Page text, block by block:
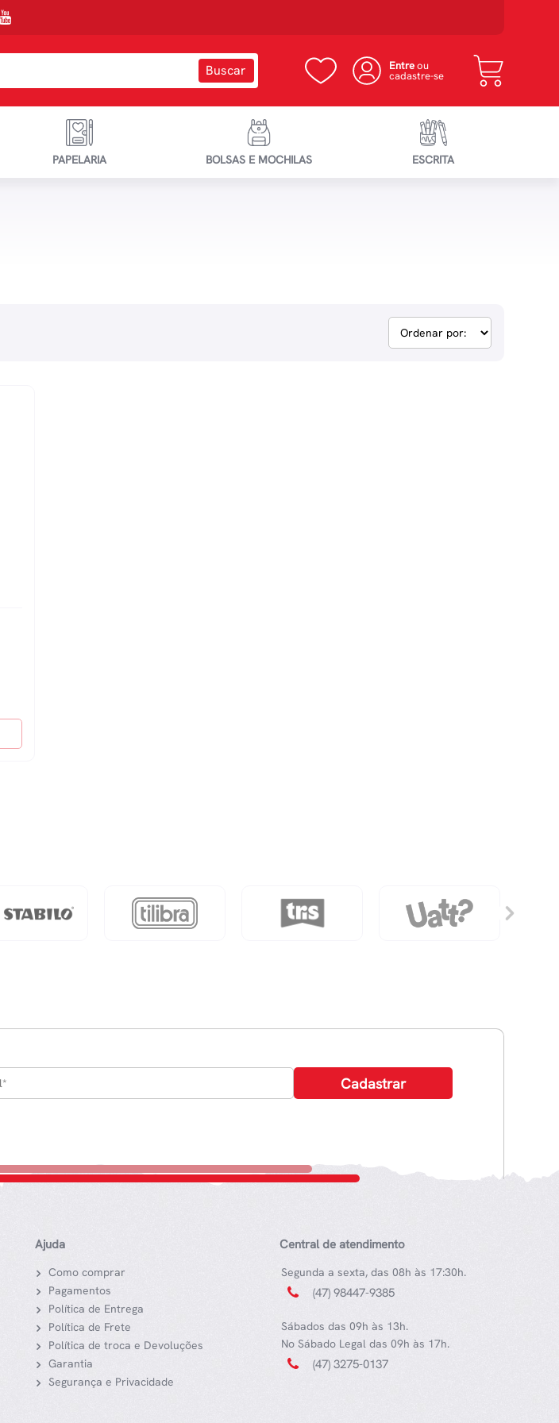
Entreou
cadastre-se
PAPELARIA BOLSAS E MOCHILAS ESCRITA
Ajuda
Como comprar
Pagamentos
Política de Entrega
Política de Frete
Política de troca e Devoluções
Garantia
Segurança e Privacidade
Central de atendimento
Segunda a sexta, das 08h às 17:30h.
(47) 98447-9385
Sábados das 09h às 13h.
No Sábado Legal das 09h às 17h.
(47) 3275-0137